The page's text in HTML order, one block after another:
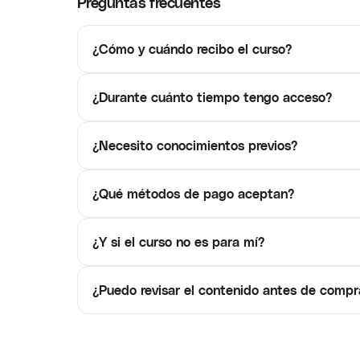
¿Cómo y cuándo recibo el curso?
¿Durante cuánto tiempo tengo acceso?
¿Necesito conocimientos previos?
¿Qué métodos de pago aceptan?
¿Y si el curso no es para mí?
¿Puedo revisar el contenido antes de